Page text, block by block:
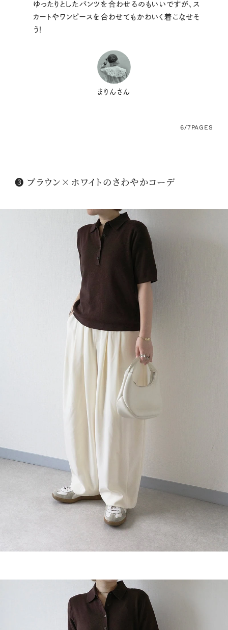
ゆったりとしたパンツを合わせるのもいいですが、ス
カートやワンピースを合わせてもかわいく着こなせそ
う！
まりんさん
6/7PAGES
❸ ブラウン×ホワイトのさわやかコーデ